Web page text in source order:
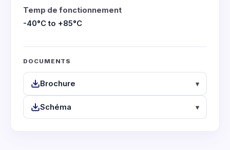
Temp de fonctionnement
-40°C to +85°C
DOCUMENTS
Brochure ▾
Schéma ▾